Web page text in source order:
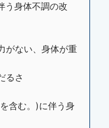
う身体不調の改
がない、身体が重
るさ
含む。)に伴う身